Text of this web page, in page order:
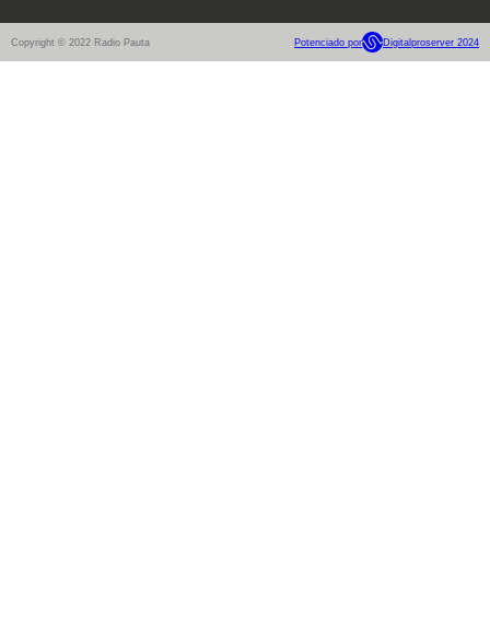
Copyright © 2022 Radio Pauta Potenciado por Digitalproserver 2024